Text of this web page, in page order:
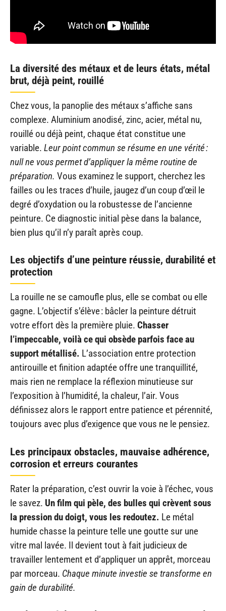
La diversité des métaux et de leurs états, métal
brut, déjà peint, rouillé
Chez vous, la panoplie des métaux s’affiche sans
complexe. Aluminium anodisé, zinc, acier, métal nu,
rouillé ou déjà peint, chaque état constitue une
variable. Leur point commun se résume en une vérité :
null ne vous permet d’appliquer la même routine de
préparation. Vous examinez le support, cherchez les
failles ou les traces d’huile, jaugez d’un coup d’œil le
degré d’oxydation ou la robustesse de l’ancienne
peinture. Ce diagnostic initial pèse dans la balance,
bien plus qu’il n’y paraît après coup.
Les objectifs d’une peinture réussie, durabilité et
protection
La rouille ne se camoufle plus, elle se combat ou elle
gagne. L’objectif s’élève : bâcler la peinture détruit
votre effort dès la première pluie. Chasser
l’impeccable, voilà ce qui obsède parfois face au
support métallisé. L’association entre protection
antirouille et finition adaptée offre une tranquillité,
mais rien ne remplace la réflexion minutieuse sur
l’exposition à l’humidité, la chaleur, l’air. Vous
définissez alors le rapport entre patience et pérennité,
toujours avec plus d’exigence que vous ne le pensiez.
Les principaux obstacles, mauvaise adhérence,
corrosion et erreurs courantes
Rater la préparation, c’est ouvrir la voie à l’échec, vous
le savez. Un film qui pèle, des bulles qui crèvent sous
la pression du doigt, vous les redoutez. Le métal
humide chasse la peinture telle une goutte sur une
vitre mal lavée. Il devient tout à fait judicieux de
travailler lentement et d’appliquer un apprêt, morceau
par morceau. Chaque minute investie se transforme en
gain de durabilité.